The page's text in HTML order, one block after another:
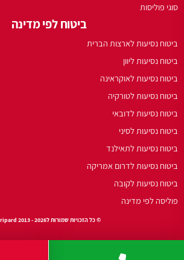
סוגי פוליסות
ביטוח לפי מדינה
ביטוח נסיעות לארצות הברית
ביטוח נסיעות ליוון
ביטוח נסיעות לאוקראינה
ביטוח נסיעות לטורקיה
ביטוח נסיעות לדובאי
ביטוח נסיעות לסיני
ביטוח נסיעות לתאילנד
ביטוח נסיעות לדרום אמריקה
ביטוח נסיעות לקובה
פוליסה לפי מדינה
© כל הזכויות שמורות לTripard 2013 - 2026